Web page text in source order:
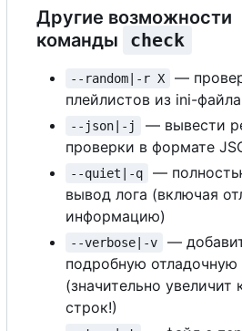
Другие возможности
команды
check
--random|-r X
—
плейлистов из ini-файла
--json|-j
— вывести
проверки в формате
--quiet|-q
—
вывод лога (включая
информацию)
--verbose|-v
—
подробную
(значительно увеличит
строк!)